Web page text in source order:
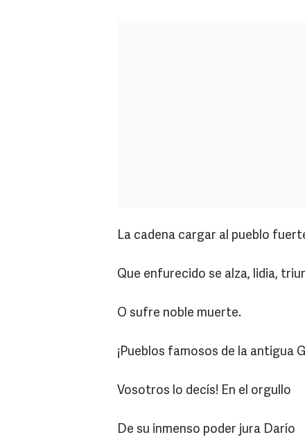
La cadena cargar al pueblo
Que enfurecido se alza, lidia,
O sufre noble muerte.
¡Pueblos famosos de la antigua
Vosotros lo decís! En el orgullo
De su inmenso poder jura Darío